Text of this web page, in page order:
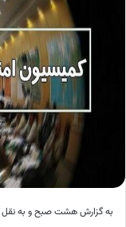
به گزارش هشت صبح و به نقل